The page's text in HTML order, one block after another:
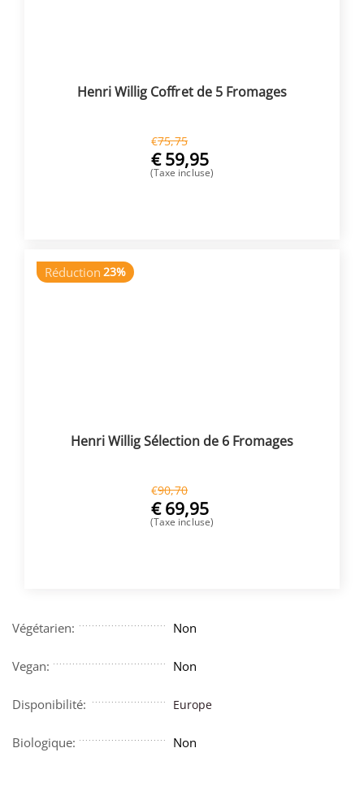
Henri Willig Coffret de 5 Fromages
€75,75
€59,95
(Taxe incluse)
Réduction 23%
Henri Willig Sélection de 6 Fromages
€90,70
€69,95
(Taxe incluse)
Végétarien: Non
Vegan: Non
Disponibilité: Europe
Biologique: Non